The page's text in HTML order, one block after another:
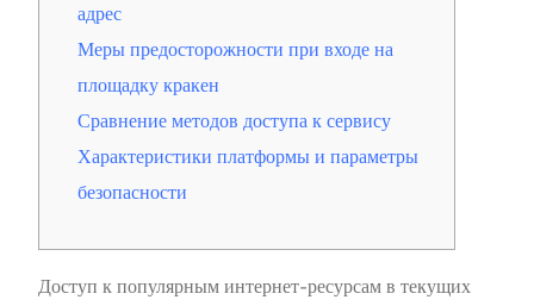
адрес
Меры предосторожности при входе на
площадку кракен
Сравнение методов доступа к сервису
Характеристики платформы и параметры
безопасности
Доступ к популярным интернет-ресурсам в текущих